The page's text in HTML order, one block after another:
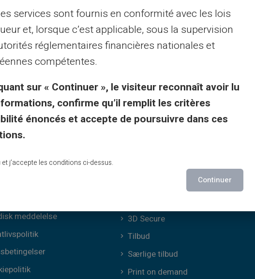
only and has no contractual or legal value. Although we strive to ensure the accuracy,
authors of the articles cannot be held responsible for decisions or actions taken based on
We encourage you to consult a qualified professional or an expert for any important
without notice. By visiting this blog, you agree that Carte Veritas and its partners are
of this site, whether they are linked to errors, omissions or the interpretation of the information
meddelelse
3D Secure
Tilbud
Særlige tilbud
Print on demand
services sont fournis en conformité avec les lois
et, lorsque c’est applicable, sous la supervision
réglementaires financières nationales et
compétentes.
sur « Continuer », le visiteur reconnaît avoir lu
confirme qu’il remplit les critères
énoncés et accepte de poursuivre dans ces
et j’accepte les conditions ci-dessus.
Continuer